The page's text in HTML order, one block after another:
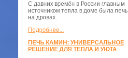
С давних времён в России главным
источником тепла в доме была печь
на дровах.
Подробнее...
ПЕЧЬ КАМИН: УНИВЕРСАЛЬНОЕ
РЕШЕНИЕ ДЛЯ ТЕПЛА И УЮТА